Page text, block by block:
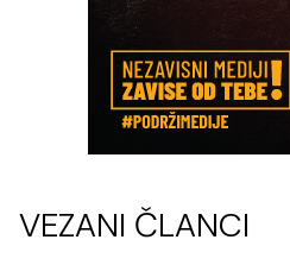
VEZANI ČLANCI